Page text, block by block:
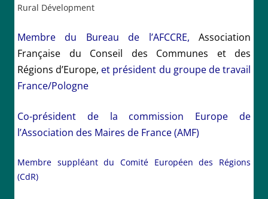
Rural Dévelopment
Membre du Bureau de l’AFCCRE, Association
Française du Conseil des Communes et des
Régions d’Europe, et président du groupe de travail
France/Pologne
Co-président de la commission Europe de
l’Association des Maires de France (AMF)
Membre suppléant du Comité Européen des Régions
(CdR)